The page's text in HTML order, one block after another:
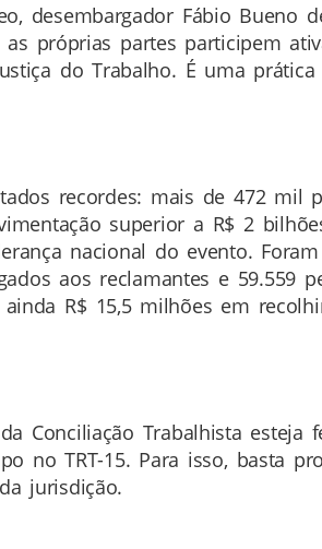
desembargador Fábio Bueno
próprias partes participem
do Trabalho. É uma
recordes: mais de 472 mil
superior a R$ 2
nacional do evento.
aos reclamantes e 59.559
R$ 15,5 milhões em
Conciliação Trabalhista esteja
no TRT-15. Para isso, basta
jurisdição.